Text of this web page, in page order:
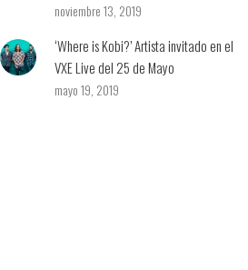
noviembre 13, 2019
‘Where is Kobi?’ Artista invitado en el
VXE Live del 25 de Mayo
mayo 19, 2019